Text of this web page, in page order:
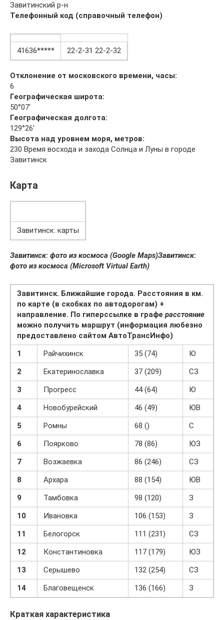
Завитинский р-н
Телефонный код (справочный телефон)
41636***** 22-2-31 22-2-32
Отклонение от московского времени, часы:
6
Географическая широта:
50°07′
Географическая долгота:
129°26′
Высота над уровнем моря, метров:
230 Время восхода и захода Солнца и Луны в городе
Завитинск
Карта
Завитинск: карты
Завитинск: фото из космоса (Google Maps)Завитинск:
фото из космоса (Microsoft Virtual Earth)
Завитинск. Ближайшие города. Расстояния в км.
по карте (в скобках по автодорогам) +
направление. По гиперссылке в графе расстояние
можно получить маршрут (информация любезно
предоставлено сайтом АвтоТрансИнфо)
1
Райчихинск 35 (74)
Ю
2
Екатеринославка 37 (209)
СЗ
3
Прогресс 44 (64)
Ю
4
Новобурейский 46 (49)
ЮВ
5
Ромны 68 ()
С
6
Поярково 78 (86)
ЮЗ
7
Возжаевка 86 (246)
СЗ
8
Архара 88 (154)
ЮВ
9
Тамбовка 98 (120)
З
10
Ивановка 106 (153)
З
11
Белогорск 111 (231)
СЗ
12
Константиновка 117 (179)
ЮЗ
13
Серышево 132 (254)
СЗ
14
Благовещенск 136 (166) З
Краткая характеристика